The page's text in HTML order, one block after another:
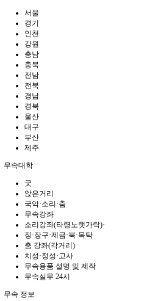
서울
경기
인천
강원
충남
충북
전남
전북
경남
경북
울산
대구
부산
제주
무속대학
굿
앉은거리
국악·소리·춤
무속강좌
소리강좌(타령노랫가락)·
징·장구·제금·북·목탁
춤 강좌(각거리)
치성·정성·고사
무속용품 설명 및 제작
무속실무 24시
무속 정보